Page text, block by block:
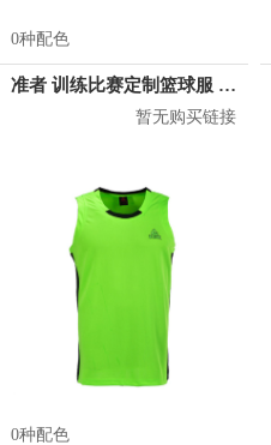
0种配色
准者 训练比赛定制篮球服 Z17110105
暂无购买链接
0种配色